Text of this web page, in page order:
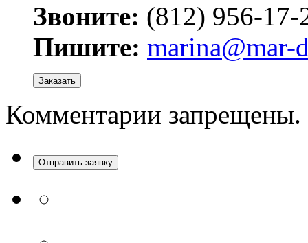
Звоните: (812) 956-17-
Пишите: marina@mar-
Заказать
Комментарии запрещены.
Отправить заявку